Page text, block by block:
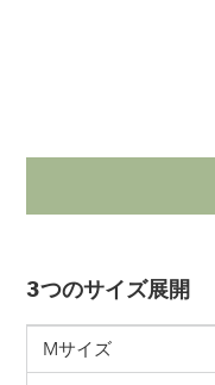
3つのサイズ展開
Mサイズ